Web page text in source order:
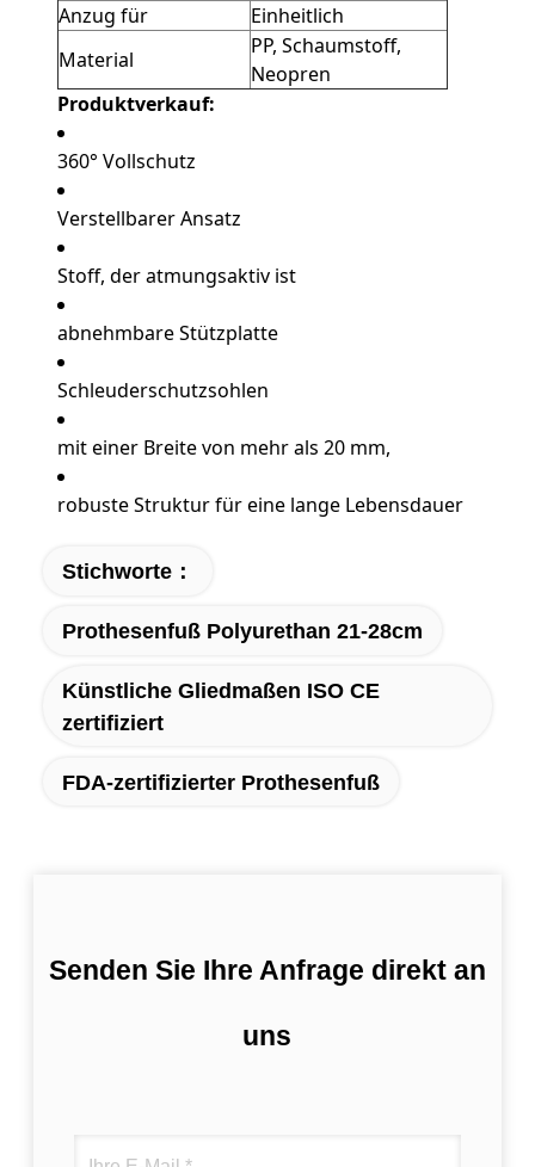
Anzug für
Einheitlich
Material
PP, Schaumstoff,
Neopren
Produktverkauf:
360° Vollschutz
Verstellbarer Ansatz
Stoff, der atmungsaktiv ist
abnehmbare Stützplatte
Schleuderschutzsohlen
mit einer Breite von mehr als 20 mm,
robuste Struktur für eine lange Lebensdauer
Stichworte：
Prothesenfuß Polyurethan 21-28cm
Künstliche Gliedmaßen ISO CE
zertifiziert
FDA-zertifizierter Prothesenfuß
Senden Sie Ihre Anfrage direkt an
uns